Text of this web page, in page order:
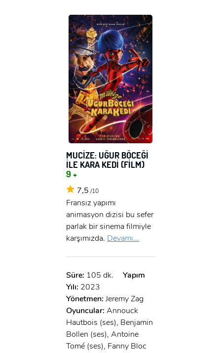
MUCİZE: UĞUR BÖCEĞİ
İLE KARA KEDİ (FİLM)
9 +
7,5 /10
Fransız yapımı
animasyon dizisi bu sefer
parlak bir sinema filmiyle
karşımızda. Devamı...
Süre: 105 dk.
Yapım
Yılı: 2023
Yönetmen: Jeremy Zag
Oyuncular: Annouck
Hautbois (ses), Benjamin
Bollen (ses), Antoine
Tomé (ses), Fanny Bloc